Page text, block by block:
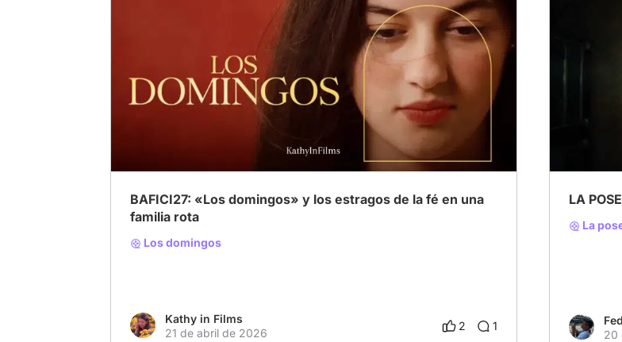
# Comedia # Drama # Cine adolescente
BAFICI27: «Los domingos» y los estragos de la fé en una
familia rota
Los domingos
Kathy in Films
21 de abril de 2026
2 1
# Drama
LA
La
20